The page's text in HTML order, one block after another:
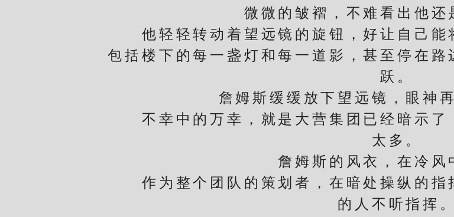
微微的皱褶，不难看出他还
他轻轻转动着望远镜的旋钮，好让自己能
包括楼下的每一盏灯和每一道影，甚至停在
跃。
詹姆斯缓缓放下望远镜，眼神再
不幸中的万幸，就是大营集团已经暗示了
太多。
詹姆斯的风衣，在冷风
作为整个团队的策划者，在暗处操纵的指
的人不听指挥。